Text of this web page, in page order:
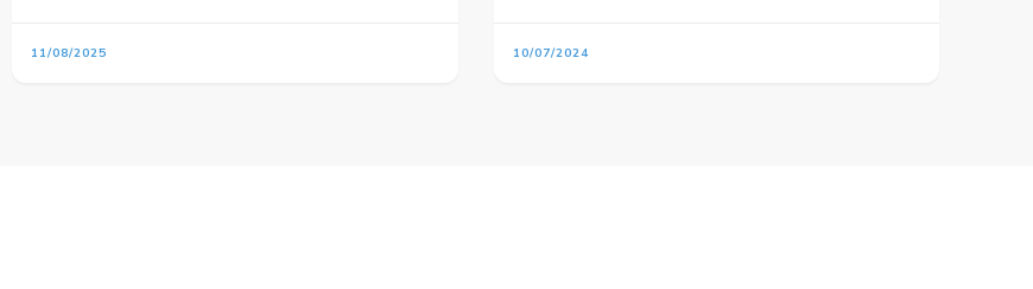
11/08/2025 10/07/2024